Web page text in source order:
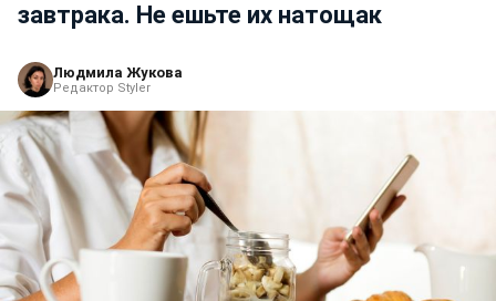
завтрака. Не ешьте их натощак
Людмила Жукова
Редактор Styler